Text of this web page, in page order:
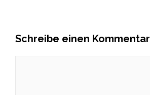
Schreibe einen Kommentar